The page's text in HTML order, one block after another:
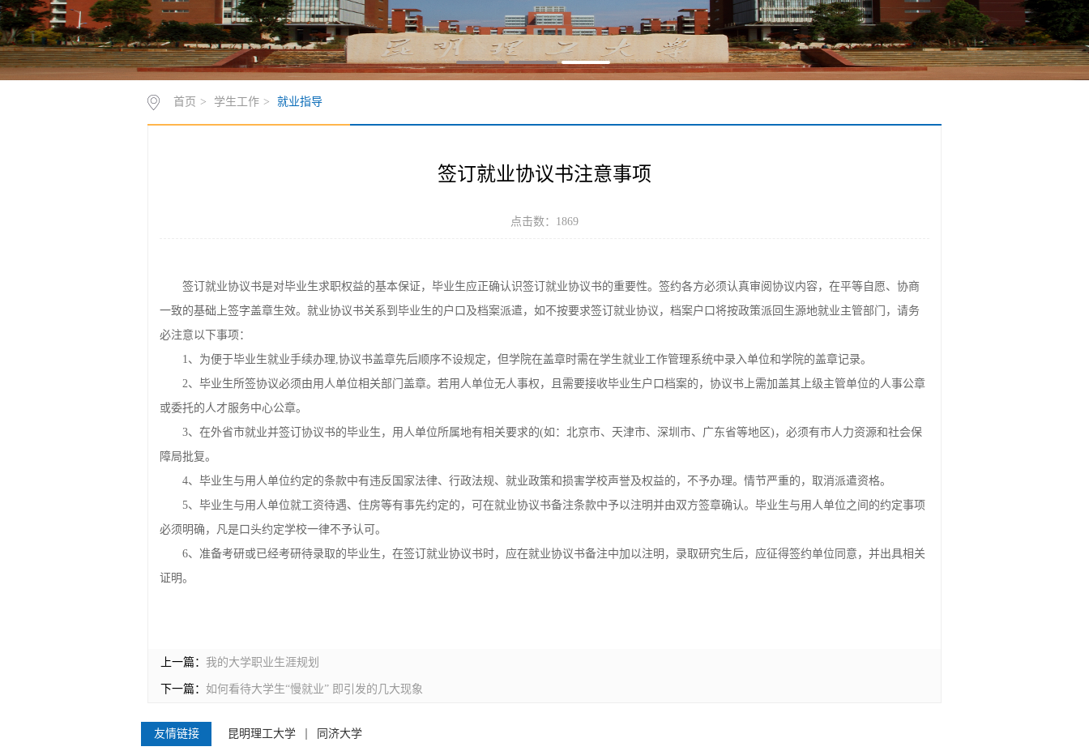
首页 > 学生工作 > 就业指导
签订就业协议书注意事项
点击数： 1869
签订就业协议书是对毕业生求职权益的基本保证，毕业生应正确认识签订就业协议书的重要性。签约各方必须认真审阅协议内容，在平等自愿、协商
一致的基础上签字盖章生效。就业协议书关系到毕业生的户口及档案派遣，如不按要求签订就业协议，档案户口将按政策派回生源地就业主管部门，请务
必注意以下事项：
1、为便于毕业生就业手续办理,协议书盖章先后顺序不设规定，但学院在盖章时需在学生就业工作管理系统中录入单位和学院的盖章记录。
2、毕业生所签协议必须由用人单位相关部门盖章。若用人单位无人事权，且需要接收毕业生户口档案的，协议书上需加盖其上级主管单位的人事公章
或委托的人才服务中心公章。
3、在外省市就业并签订协议书的毕业生，用人单位所属地有相关要求的(如：北京市、天津市、深圳市、广东省等地区)，必须有市人力资源和社会保
障局批复。
4、毕业生与用人单位约定的条款中有违反国家法律、行政法规、就业政策和损害学校声誉及权益的，不予办理。情节严重的，取消派遣资格。
5、毕业生与用人单位就工资待遇、住房等有事先约定的，可在就业协议书备注条款中予以注明并由双方签章确认。毕业生与用人单位之间的约定事项
必须明确，凡是口头约定学校一律不予认可。
6、准备考研或已经考研待录取的毕业生，在签订就业协议书时，应在就业协议书备注中加以注明，录取研究生后，应征得签约单位同意，并出具相关
证明。
上一篇： 我的大学职业生涯规划
下一篇： 如何看待大学生“慢就业” 即引发的几大现象
友情链接 昆明理工大学 同济大学